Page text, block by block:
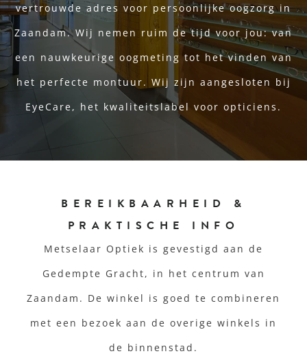
vertrouwde adres voor persoonlijke oogzorg in
Zaandam. Wij nemen ruim de tijd voor jou: van
een nauwkeurige oogmeting tot het vinden van
het perfecte montuur. Wij zijn aangesloten bij
EyeCare, het kwaliteitslabel voor opticiens.
BEREIKBAARHEID &
PRAKTISCHE INFO
Metselaar Optiek is gevestigd aan de
Gedempte Gracht, in het centrum van
Zaandam. De winkel is goed te combineren
met een bezoek aan de overige winkels in
de binnenstad.